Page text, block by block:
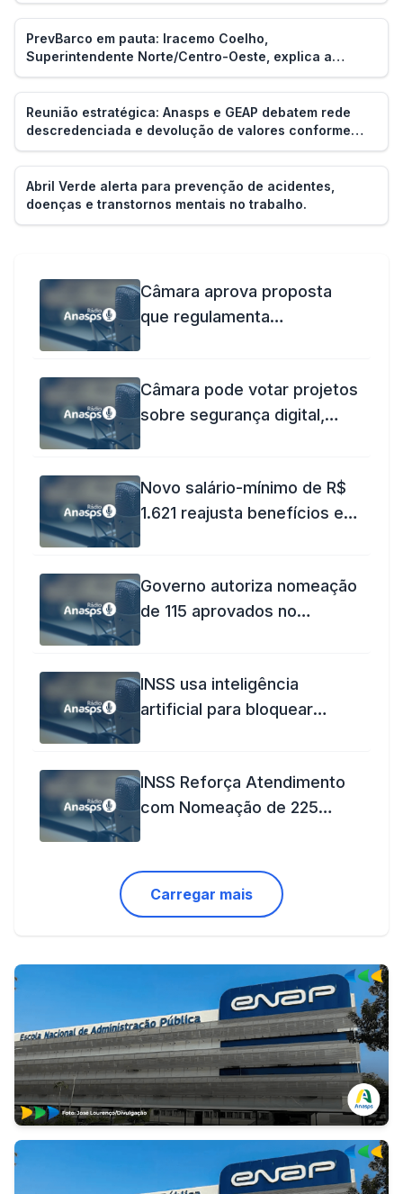
PrevBarco em pauta: Iracemo Coelho,
Superintendente Norte/Centro-Oeste, explica a
iniciativa
Reunião estratégica: Anasps e GEAP debatem rede
descredenciada e devolução de valores conforme
acordo
Abril Verde alerta para prevenção de acidentes,
doenças e transtornos mentais no trabalho.
Câmara aprova proposta
que regulamenta
aos 75 anos
Câmara pode votar projetos
sobre segurança digital,
Novo salário-mínimo de R$
1.621 reajusta benefícios e
Governo autoriza nomeação
de 115 aprovados no
INSS usa inteligência
artificial para bloquear
INSS Reforça Atendimento
com Nomeação de 225
Carregar mais